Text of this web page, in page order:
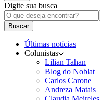
Digite sua busca
Buscar
Últimas notícias
Colunistas
Lilian Tahan
Blog do Noblat
Carlos Carone
Andreza Matais